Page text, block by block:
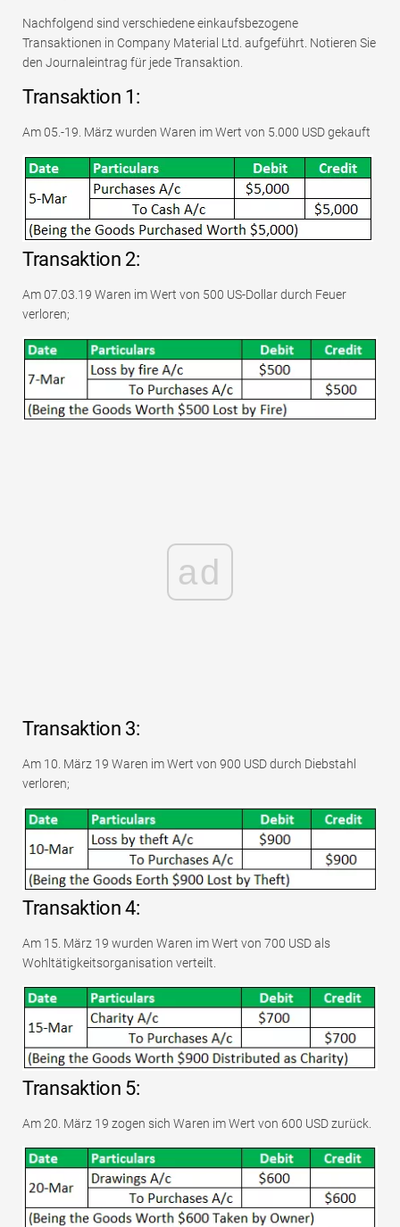
Nachfolgend sind verschiedene einkaufsbezogene
Transaktionen in Company Material Ltd. aufgeführt. Notieren Sie
den Journaleintrag für jede Transaktion.
Transaktion 1:
Am 05.-19. März wurden Waren im Wert von 5.000 USD gekauft
Transaktion 2:
Am 07.03.19 Waren im Wert von 500 US-Dollar durch Feuer
verloren;
ad
Transaktion 3:
Am 10. März 19 Waren im Wert von 900 USD durch Diebstahl
verloren;
Transaktion 4:
Am 15. März 19 wurden Waren im Wert von 700 USD als
Wohltätigkeitsorganisation verteilt.
Transaktion 5:
Am 20. März 19 zogen sich Waren im Wert von 600 USD zurück.